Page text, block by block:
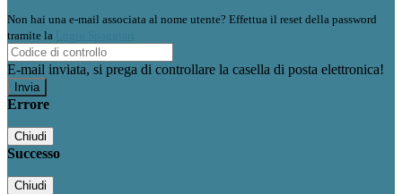
Non hai una e-mail associata al nome utente? Effettua il reset della password
tramite la
E-mail inviata, si prega di controllare la casella di posta elettronica!
Errore
Chiudi
Successo
Chiudi